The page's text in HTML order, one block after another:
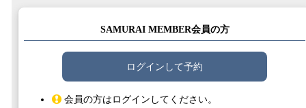
SAMURAI MEMBER会員の方
ログインして予約
会員の方はログインしてください。